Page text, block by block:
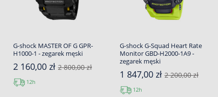
G-shock MASTER OF G GPR-
H1000-1 - zegarek męski
2 160,00 zł 2 800,00 zł
12h
G-shock G-Squad Heart Rate
Monitor GBD-H2000-1A9 -
zegarek męski
1 847,00 zł 2 200,00 zł
12h